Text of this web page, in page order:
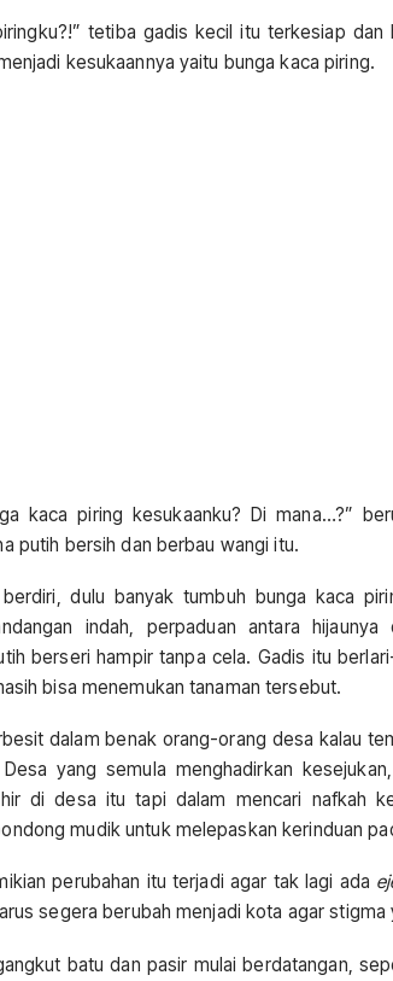
tetiba gadis kecil itu terkesiap
kesukaannya yaitu bunga kaca piring.
kaca piring kesukaanku? Di mana…?”
putih bersih dan berbau wangi itu.
dulu banyak tumbuh bunga kaca
indah, perpaduan antara
berseri hampir tanpa cela. Gadis itu
bisa menemukan tanaman tersebut.
dalam benak orang-orang desa kalau
yang semula menghadirkan
di desa itu tapi dalam mencari nafkah
mudik untuk melepaskan kerinduan
perubahan itu terjadi agar tak lagi ada
segera berubah menjadi kota agar
batu dan pasir mulai berdatangan,